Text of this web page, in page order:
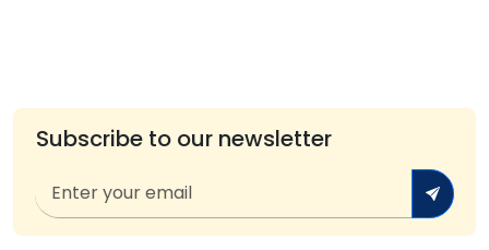
Subscribe to our newsletter